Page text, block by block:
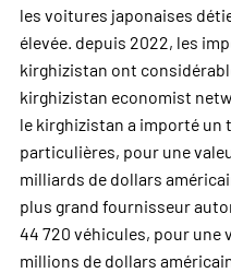
les voitures japonaises
élevée. depuis 2022, les
kirghizistan ont
kirghizistan economist
le kirghizistan a importé un
particulières, pour une
milliards de dollars
plus grand fournisseur
44 720 véhicules, pour une
millions de dollars